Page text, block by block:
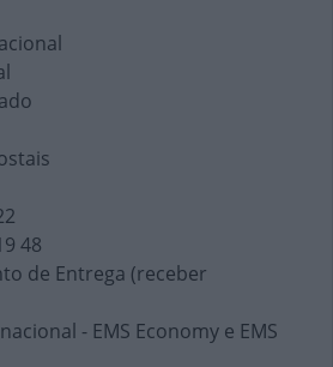
48
de Entrega (receber
- EMS Economy e EMS